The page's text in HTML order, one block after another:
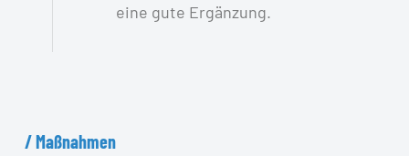
eine gute Ergänzung.
/Maßnahmen